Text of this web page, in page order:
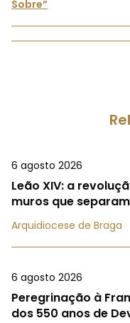
Sobre”
6 agosto 2026
Leão XIV: a
muros que
Arquidiocese de Braga
6 agosto 2026
Peregrinação à
dos 550 anos de